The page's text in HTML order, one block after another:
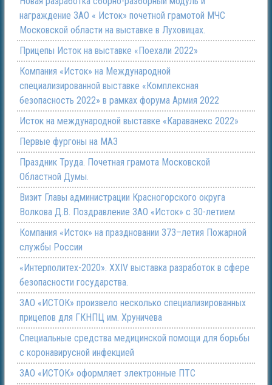
награждение ЗАО « Исток» почетной грамотой МЧС
Московской области на выставке в Луховицах.
Прицепы Исток на выставке «Поехали 2022»
Компания «Исток» на Международной
специализированной выставке «Комплексная
безопасность 2022» в рамках форума Армия 2022
Исток на международной выставке «Караванекс 2022»
Первые фургоны на МАЗ
Праздник Труда. Почетная грамота Московской
Областной Думы.
Визит Главы администрации Красногорского округа
Волкова Д.В. Поздравление ЗАО «Исток» с 30-летием
Компания «Исток» на праздновании 373–летия Пожарной
службы России
«Интерполитех-2020». ХХIV выставка разработок в сфере
безопасности государства.
ЗАО «ИСТОК» произвело несколько специализированных
прицепов для ГКНПЦ им. Хруничева
Специальные средства медицинской помощи для борьбы
с коронавирусной инфекцией
ЗАО «ИСТОК» оформляет электронные ПТС